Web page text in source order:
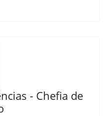
- Chefia de